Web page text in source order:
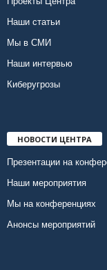
Наши статьи
Мы в СМИ
Наши интервью
Киберугрозы
НОВОСТИ ЦЕНТРА
Презентации на
Наши мероприятия
Мы на конференциях
Анонсы мероприятий